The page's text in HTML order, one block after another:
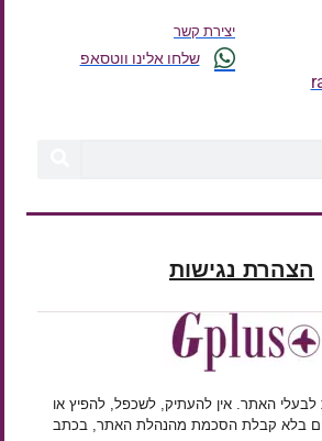
יצירת קשר
שלחו אלינו ווטסאפ
הצהרת נגישות
לבעלי האתר. אין להעתיק, לשכפל, להפיץ או
בלא קבלת הסכמת מהנהלת האתר, בכתב